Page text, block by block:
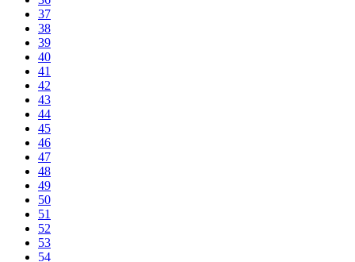
37
38
39
40
41
42
43
44
45
46
47
48
49
50
51
52
53
54